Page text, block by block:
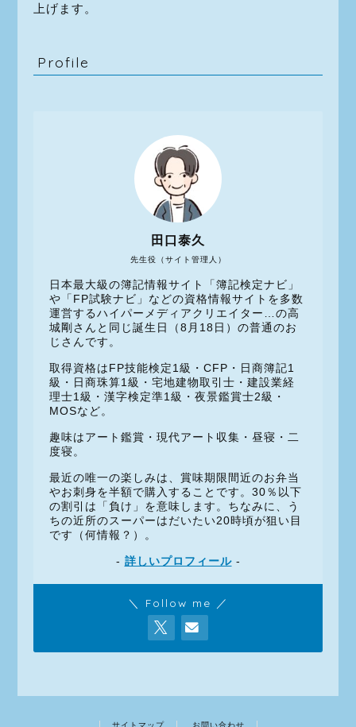
上げます。
Profile
先生役（サイト管理人）
田口泰久
日本最大級の簿記情報サイト「簿記検定ナビ」
や「FP試験ナビ」などの資格情報サイトを多数
運営するハイパーメディアクリエイター…の高
城剛さんと同じ誕生日（8月18日）の普通のお
じさんです。
取得資格はFP技能検定1級・CFP・日商簿記1
級・日商珠算1級・宅地建物取引士・建設業経
理士1級・漢字検定準1級・夜景鑑賞士2級・
MOSなど。
趣味はアート鑑賞・現代アート収集・昼寝・二
度寝。
最近の唯一の楽しみは、賞味期限間近のお弁当
やお刺身を半額で購入することです。30％以下
の割引は「負け」を意味します。ちなみに、う
ちの近所のスーパーはだいたい20時頃が狙い目
です（何情報？）。
- 詳しいプロフィール-
＼ Follow me ／
サイトマップ お問い合わせ